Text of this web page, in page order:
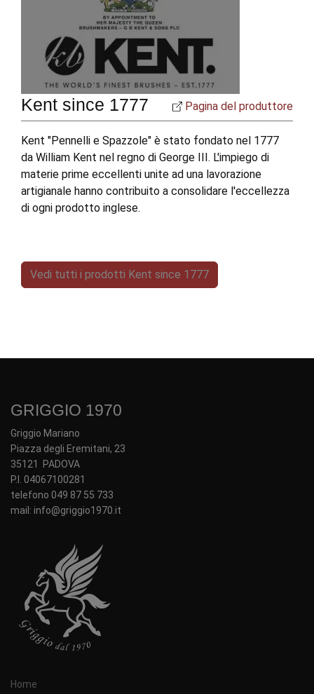
Kent since 1777 Pagina del produttore
Kent "Pennelli e Spazzole" è stato fondato nel 1777
da William Kent nel regno di George III. L'impiego di
materie prime eccellenti unite ad una lavorazione
artigianale hanno contribuito a consolidare l'eccellezza
di ogni prodotto inglese.
Vedi tutti i prodotti Kent since 1777
GRIGGIO 1970
Griggio Mariano
Piazza degli Eremitani, 23
35121 PADOVA
P.I. 04067100281
telefono 049 87 55 733
mail: info@griggio1970.it
Home